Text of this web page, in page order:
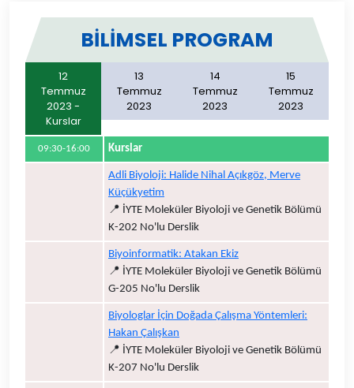
BILIMSEL PROGRAM
12
Temmuz
2023 -
Kurslar
13
Temmuz
2023
14
Temmuz
2023
15
Temmuz
2023
09:30-16:00 Kurslar
Adli Biyoloji: Halide Nihal Açıkgöz, Merve
Küçükyetim
📍 İYTE Moleküler Biyoloji ve Genetik Bölümü
K-202 No'lu Derslik
Biyoinformatik: Atakan Ekiz
📍 İYTE Moleküler Biyoloji ve Genetik Bölümü
G-205 No'lu Derslik
Biyologlar İçin Doğada Çalışma Yöntemleri:
Hakan Çalışkan
📍 İYTE Moleküler Biyoloji ve Genetik Bölümü
K-207 No'lu Derslik